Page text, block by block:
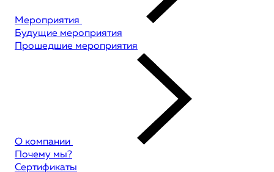
Мероприятия
Будущие мероприятия
Прошедшие мероприятия
О компании
Почему мы?
Сертификаты